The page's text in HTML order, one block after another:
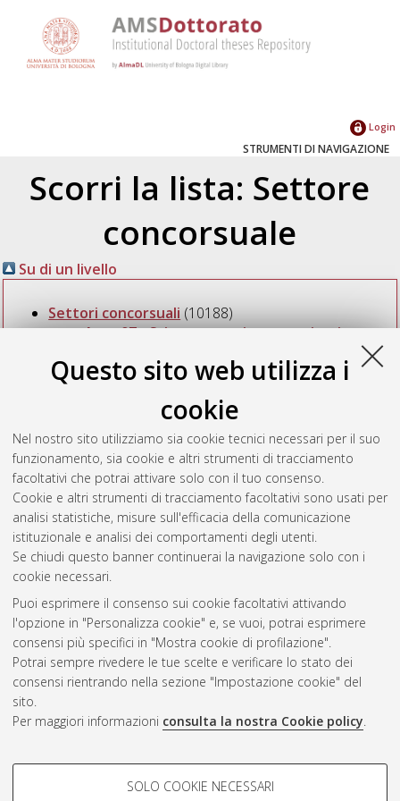
Questo sito web utilizza i
cookie
Nel nostro sito utilizziamo sia cookie tecnici necessari per il suo
funzionamento, sia cookie e altri strumenti di tracciamento
facoltativi che potrai attivare solo con il tuo consenso.
Cookie e altri strumenti di tracciamento facoltativi sono usati per
analisi statistiche, misure sull'efficacia della comunicazione
istituzionale e analisi dei comportamenti degli utenti.
Se chiudi questo banner continuerai la navigazione solo con i
cookie necessari.
Puoi esprimere il consenso sui cookie facoltativi attivando
l'opzione in "Personalizza cookie" e, se vuoi, potrai esprimere
consensi più specifici in "Mostra cookie di profilazione".
Potrai sempre rivedere le tue scelte e verificare lo stato dei
consensi rientrando nella sezione "Impostazione cookie" del
sito.
Per maggiori informazioni consulta la nostra Cookie policy.
COOKIE DI PROFILAZIONE -
SOLO COOKIE NECESSARI
Login
STRUMENTI DI NAVIGAZIONE
Scorri la lista: Settore
concorsuale
Su di un livello
Settori concorsuali (10188)
Area 07 - Scienze agrarie e veterinarie
07/G - Scienze e tecnologie animali
07/G1 Scienze e tecnologie
animali
(90)
Seleziona una voce dall'elenco sottostante.
2012(2)
Atom
Rss 1.0
Rss 2.0
ISSN: 2038-7946
Impostazioni Cookie
Informativa sulla privacy